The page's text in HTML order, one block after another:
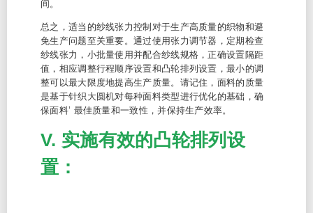
间。
总之，适当的纱线张力控制对于生产高质量的织物和避
免生产问题至关重要。通过使用张力调节器，定期检查
纱线张力，小批量使用并配合纱线规格，正确设置隔距
值，相应调整行程顺序设置和凸轮排列设置，最小的调
整可以最大限度地提高生产质量。请记住，面料的质量
是基于针织大圆机对每种面料类型进行优化的基础，确
保面料’ 最佳质量和一致性，并保持生产效率。
V. 实施有效的凸轮排列设
置：